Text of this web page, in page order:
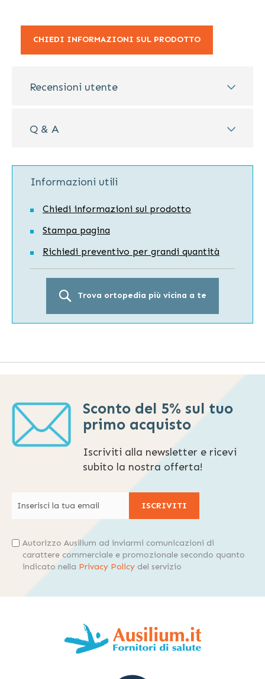
CHIEDI INFORMAZIONI SUL PRODOTTO
Recensioni utente
Q & A
Informazioni utili
Chiedi informazioni sul prodotto
Stampa pagina
Richiedi preventivo per grandi quantità
Trova ortopedia più vicina a te
Sconto del 5% sul tuo
primo acquisto
Iscriviti alla newsletter e ricevi
subito la nostra offerta!
ISCRIVITI
Autorizzo Ausilium ad inviarmi comunicazioni di
carattere commerciale e promozionale secondo quanto
indicato nella Privacy Policy del servizio